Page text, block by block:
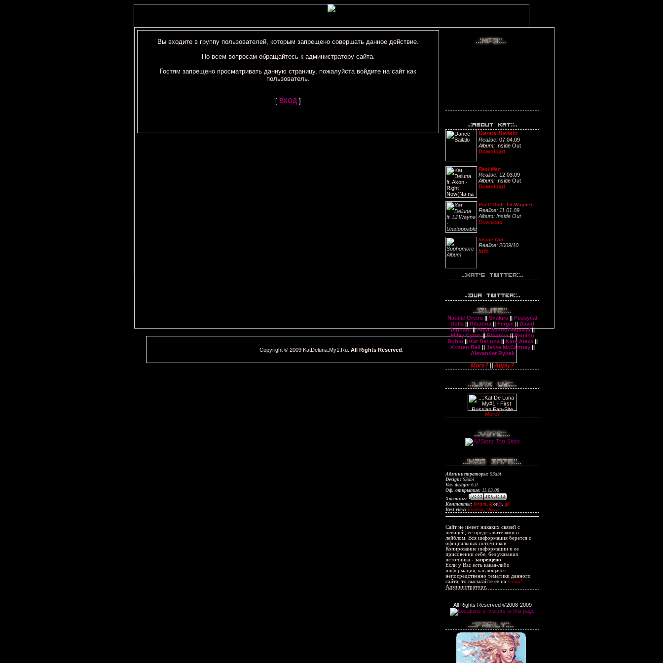
Вы входите в группу пользователей, которым запрещено совершать данное действие.
По всем вопросам обращайтесь к администратору сайта.
Гостям запрещено просматривать данную страницу, пожалуйста войдите на сайт как
пользователь.
[ ВХОД ]
Dance Bailalo
Realise: 07.04.09
Album: Inside Out
Download
Real Man
Realise: 12.03.09
Album: Inside Out
Download
Put It On(ft. Lil Wayne)
Realise: 11.01.09
Album: Inside Out
Download
Inside Out
Realise: 2009/10
Info
Natalie Oreiro|| Shakira||
Pussycat
Dolls
Rihanna Fergie
David
Tennant||High School Musical||
Miley Cyrus||Rihanna||Paulino
Rubio|| Kat DeLuna|| Kate Alexa||
Kristen Bell
Jesse McCartney||
Alexander Rybak
More? Apply?
More?
Администраторы: SSabi
Design: SSabi
Ver. design: 6.0
Оф. открытие: 11.03.08
Хостинг:
Контакты: forum, @or@, gb
Best view: FireFox, Opera
Сайт не имеет никаких связей с
певицей, ее представителями и
лейблом. Вся информация берется с
официальных источников.
Копирование информации и ее
присовении себе, без указания
источника - запрещено
Если у Вас есть какая-либо
информация, касающаяся
непосредственно тематики данного
сайта, то высылайте ее на e-mail
Администратору.
All Rights Reserved ©2008-2009
Copyright © 2009 KatDeluna.My1.Ru. All Rights Reserved